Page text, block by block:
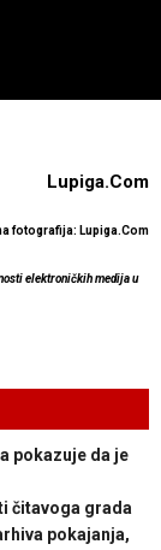
Lupiga.Com
fotografija: Lupiga.Com
elektroničkih medija u
pokazuje da je
čitavoga grada
pokajanja,